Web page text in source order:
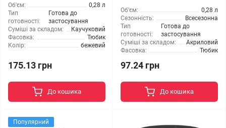
Об'єм:
0,28 л
Тип
готовності:
Готова до
застосування
Суміші за складом:
Каучуковий
Фасовка:
Тюбик
Колір:
бежевий
175.13 грн
До кошика
Об'єм:
0,28 л
Сезонність:
Всесезонна
Тип
готовності:
Готова до
застосування
Суміші за складом:
Акриловий
Фасовка:
Тюбик
97.24 грн
До кошика
Популярний